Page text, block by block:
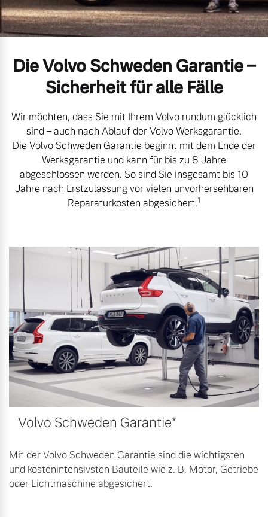
Mild-Hybrid
Geschäftskunden
Editionsmodelle
Konnektivität
Angebot anfragen
Fahrzeug konfigurieren
Sofort verfügbare Fahrzeuge
Volvo Selekt
Gebrauchtwagen
Die Neuwagenalternative
Mehr erfahren
Volvo Gebrauchtwagenbörse
Volvo kauft Ihr Auto
Aktuelle Zubehörangebote
Zubehörkatalog
Service by Volvo
Sie erhalten bei uns eine
Vielzahl von Original
Volvo Winter- und
Sommer Kompletträder.
Bitte sprechen Sie uns
direkt an.
Mehr erfahren
Frühjahrscheck
Entdecken Sie unsere
Mehr erfahren
Kontakt und Anfahrt
Die Volvo Schweden Garantie –
Sicherheit für alle Fälle
Wir möchten, dass Sie mit Ihrem Volvo rundum glücklich
sind – auch nach Ablauf der Volvo Werksgarantie.
Die Volvo Schweden Garantie beginnt mit dem Ende der
Werksgarantie und kann für bis zu 8 Jahre
abgeschlossen werden. So sind Sie insgesamt bis 10
Jahre nach Erstzulassung vor vielen unvorhersehbaren
Reparaturkosten abgesichert.1
Volvo Schweden Garantie*
Mit der Volvo Schweden Garantie sind die wichtigsten
und kostenintensivsten Bauteile wie z. B. Motor, Getriebe
oder Lichtmaschine abgesichert.